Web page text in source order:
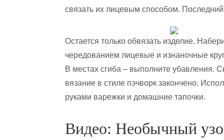
связать их лицевым способом.
Остается только обвязать изделие.
чередованием лицевые и изнаночные
В местах сгиба – выполните убавления.
вязание в стиле пэчворк закончено.
руками варежки и домашние тапочки.
Видео: Необычный